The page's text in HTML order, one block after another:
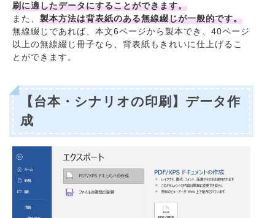
刷に適したデータにすることができます。
また、 製本方法は背表紙のある無線綴じが一般的です。
無線綴じであれば、本文6ページから製本でき、40ページ
以上の無線綴じ冊子なら、背表紙もきれいに仕上げるこ
とができます。
【台本・シナリオの印刷】データ作
成